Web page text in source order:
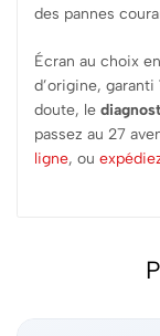
des pannes
Écran au choix
d’origine, garanti
doute, le
passez au 27
ligne, ou